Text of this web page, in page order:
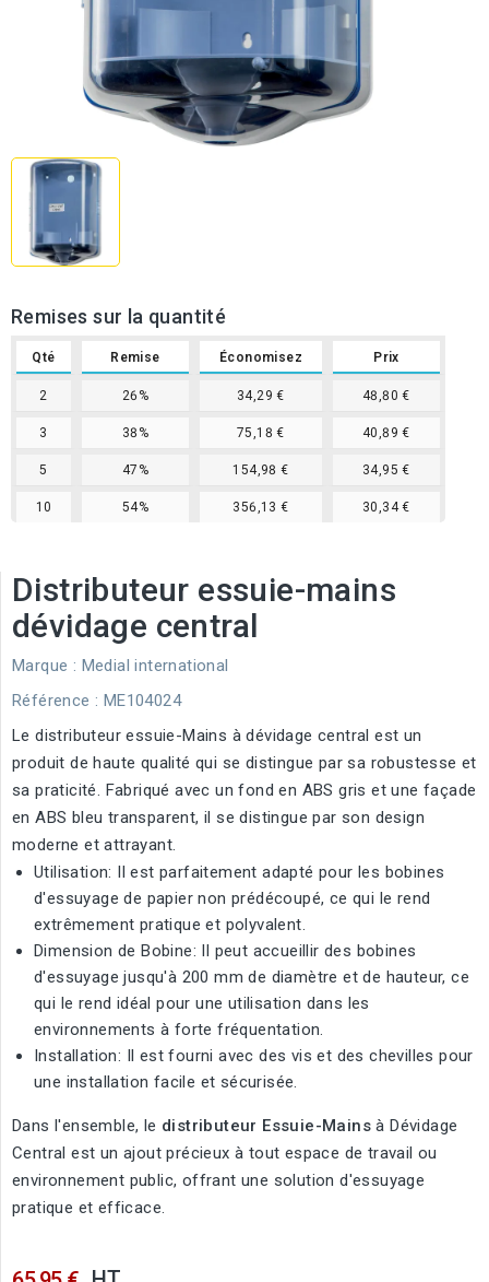
Remises sur la quantité
Qté Remise Économisez Prix
2 26% 34,29 € 48,80 €
3 38% 75,18 € 40,89 €
5 47% 154,98 € 34,95 €
10 54% 356,13 € 30,34 €
Distributeur essuie-mains
dévidage central
Marque : Medial international
Référence : ME104024
Le distributeur essuie-Mains à dévidage central est un
produit de haute qualité qui se distingue par sa robustesse et
sa praticité. Fabriqué avec un fond en ABS gris et une façade
en ABS bleu transparent, il se distingue par son design
moderne et attrayant.
Utilisation: Il est parfaitement adapté pour les bobines
d'essuyage de papier non prédécoupé, ce qui le rend
extrêmement pratique et polyvalent.
Dimension de Bobine: Il peut accueillir des bobines
d'essuyage jusqu'à 200 mm de diamètre et de hauteur, ce
qui le rend idéal pour une utilisation dans les
environnements à forte fréquentation.
Installation: Il est fourni avec des vis et des chevilles pour
une installation facile et sécurisée.
Dans l'ensemble, le distributeur Essuie-Mains à Dévidage
Central est un ajout précieux à tout espace de travail ou
environnement public, offrant une solution d'essuyage
pratique et efficace.